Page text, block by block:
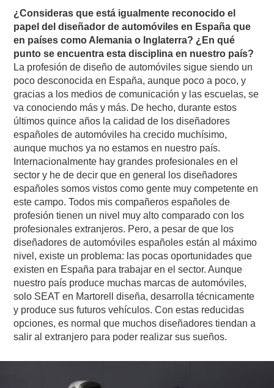
¿Consideras que está igualmente reconocido el
papel del diseñador de automóviles en España que
en países como Alemania o Inglaterra? ¿En qué
punto se encuentra esta disciplina en nuestro país?
La profesión de diseño de automóviles sigue siendo un
poco desconocida en España, aunque poco a poco, y
gracias a los medios de comunicación y las escuelas, se
va conociendo más y más. De hecho, durante estos
últimos quince años la calidad de los diseñadores
españoles de automóviles ha crecido muchísimo,
aunque muchos ya no estamos en nuestro país.
Internacionalmente hay grandes profesionales en el
sector y he de decir que en general los diseñadores
españoles somos vistos como gente muy competente en
este campo. Todos mis compañeros españoles de
profesión tienen un nivel muy alto comparado con los
profesionales extranjeros. Pero, a pesar de que los
diseñadores de automóviles españoles están al máximo
nivel, existe un problema: las pocas oportunidades que
existen en España para trabajar en el sector. Aunque
nuestro país produce muchas marcas de automóviles,
solo SEAT en Martorell diseña, desarrolla técnicamente
y produce sus futuros vehículos. Con estas reducidas
opciones, es normal que muchos diseñadores tiendan a
salir al extranjero para poder realizar sus sueños.